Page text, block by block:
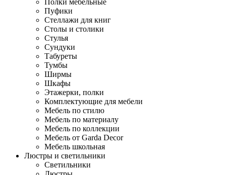
Полки мебельные
Пуфики
Стеллажи для книг
Столы и столики
Стулья
Сундуки
Табуреты
Тумбы
Ширмы
Шкафы
Этажерки, полки
Комплектующие для мебели
Мебель по стилю
Мебель по материалу
Мебель по коллекции
Мебель от Garda Decor
Мебель школьная
Люстры и светильники
Светильники